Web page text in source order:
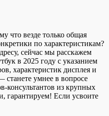
что везде только общая
по характеристикам?
сейчас мы расскажем
в 2025 году с указанием
характеристик дисплея и
станете умнее в вопросе
консультантов из крупных
гарантируем! Если усвоите